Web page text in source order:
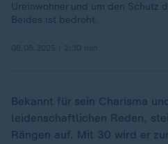
Ureinwohner und um den Schutz
Beides ist bedroht.
Bekannt für sein Charisma
leidenschaftlichen Reden,
Rängen auf. Mit 30 wird er